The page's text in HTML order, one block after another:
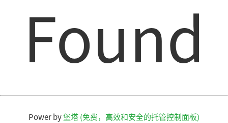
Found
Power by堡塔 (免费，高效和安全的托管控制面板)